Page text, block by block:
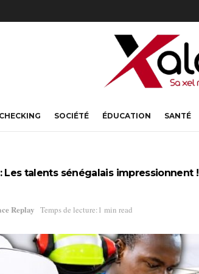
SOCIÉTÉ ÉDUCATION SANTÉ
Les talents sénégalais impressionnent !
Replay Temps de lecture:1 min read